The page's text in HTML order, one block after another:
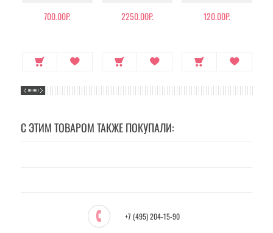
700.00Р. 2250.00Р. 120.00Р.
С ЭТИМ ТОВАРОМ ТАКЖЕ ПОКУПАЛИ:
+7 (495) 204-15-90